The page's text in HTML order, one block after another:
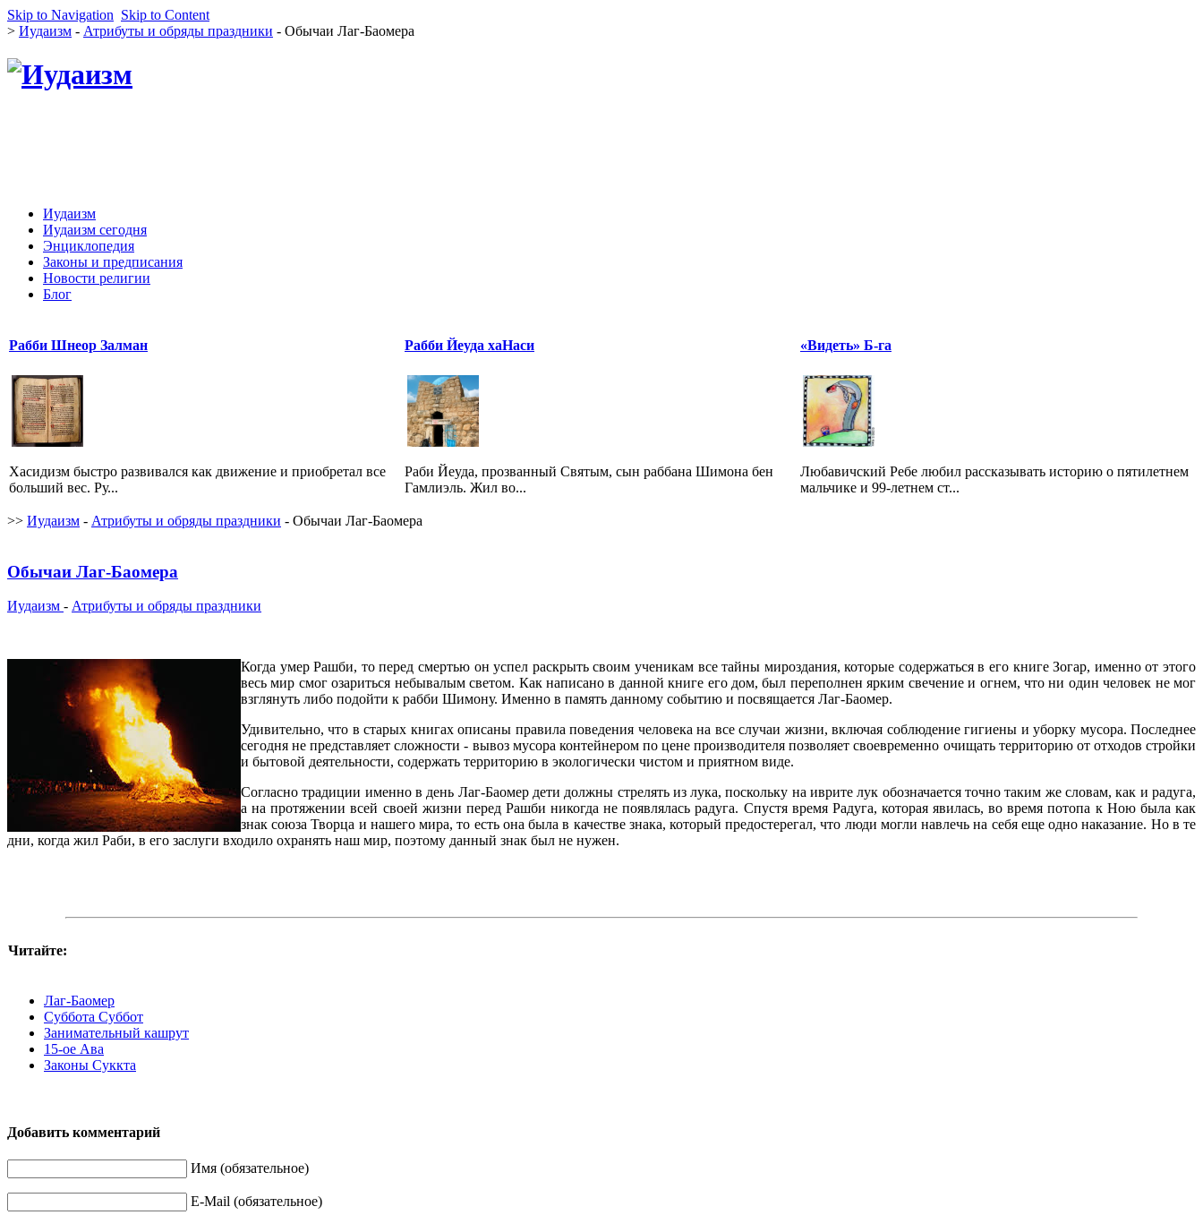
Skip to Navigation Skip to Content
> Иудаизм - Атрибуты и обряды праздники - Обычаи Лаг-Баомера
Иудаизм
Иудаизм сегодня
Энциклопедия
Законы и предписания
Новости религии
Блог
Рабби Шнеор Залман
Хасидизм быстро развивался как движение и приобретал все
больший вес. Ру...
Рабби Йеуда хаНаси
Раби Йеуда, прозванный Святым, сын раббана Шимона бен
Гамлиэль. Жил во...
«Видеть» Б-га
Любавичский Ребе любил рассказывать историю о пятилетнем
мальчике и 99-летнем ст...
>> Иудаизм - Атрибуты и обряды праздники - Обычаи Лаг-Баомера
Обычаи Лаг-Баомера
Иудаизм - Атрибуты и обряды праздники
Когда умер Рашби, то перед смертью он успел раскрыть своим ученикам все тайны мироздания, которые содержаться в его книге Зогар, именно от этого
весь мир смог озариться небывалым светом. Как написано в данной книге его дом, был переполнен ярким свечение и огнем, что ни один человек не мог
взглянуть либо подойти к рабби Шимону. Именно в память данному событию и посвящается Лаг-Баомер.
Удивительно, что в старых книгах описаны правила поведения человека на все случаи жизни, включая соблюдение гигиены и уборку мусора. Последнее
сегодня не представляет сложности - вывоз мусора контейнером по цене производителя позволяет своевременно очищать территорию от отходов стройки
и бытовой деятельности, содержать территорию в экологически чистом и приятном виде.
Согласно традиции именно в день Лаг-Баомер дети должны стрелять из лука, поскольку на иврите лук обозначается точно таким же словам, как и радуга,
а на протяжении всей своей жизни перед Рашби никогда не появлялась радуга. Спустя время Радуга, которая явилась, во время потопа к Ною была как
знак союза Творца и нашего мира, то есть она была в качестве знака, который предостерегал, что люди могли навлечь на себя еще одно наказание. Но в те
дни, когда жил Раби, в его заслуги входило охранять наш мир, поэтому данный знак был не нужен.
Читайте:
Лаг-Баомер
Суббота Суббот
Занимательный кашрут
15-ое Ава
Законы Суккта
Добавить комментарий
Имя (обязательное)
E-Mail (обязательное)